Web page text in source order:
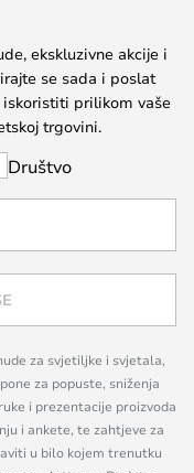
ekskluzivne akcije i
se sada i poslat
prilikom vaše
trgovini.
Društvo
za svjetiljke i svjetala,
za popuste, sniženja
i prezentacije proizvoda
i ankete, te zahtjeve za
u bilo kojem trenutku